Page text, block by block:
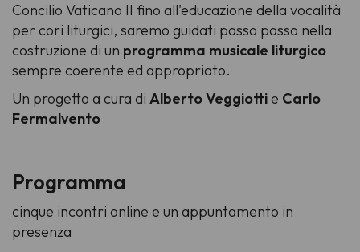
Concilio Vaticano II fino all'educazione della vocalità
per cori liturgici, saremo guidati passo passo nella
costruzione di un programma musicale liturgico
sempre coerente ed appropriato.
Un progetto a cura di Alberto Veggiottie Carlo
Fermalvento
Programma
cinque incontri online e un appuntamento in
presenza